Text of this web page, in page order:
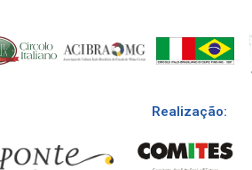
Realização: